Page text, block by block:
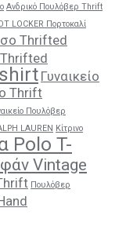
Ανδρικό Πουλόβερ Thrift
LOCKER Πορτοκαλί
Thrifted
Γυναικείο
Thrift
Πουλόβερ
LAUREN Κίτρινο
Polo T-
Vintage
Πουλόβερ